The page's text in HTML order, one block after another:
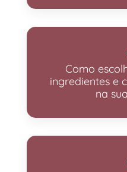
Como
ingredientes e
na